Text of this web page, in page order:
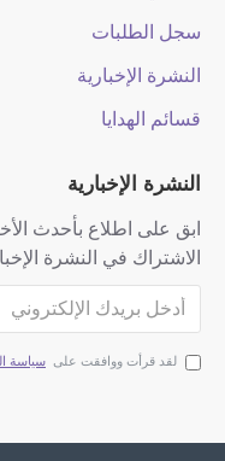
سجل الطلبات
النشرة الإخبارية
قسائم الهدايا
النشرة الإخبارية
ابق على اطلاع بأحدث
الاشتراك في النشرة
لقد قرأت ووافقت على سياسة